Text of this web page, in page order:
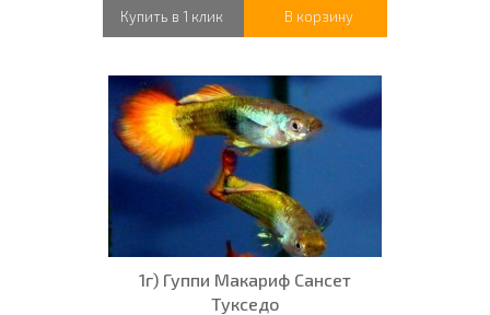
Купить в 1 клик В корзину
1г) Гуппи Макариф Сансет
Тукседо